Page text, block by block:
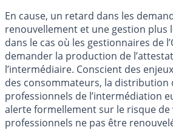
En cause, un retard dans les
renouvellement et une gestion plus
dans le cas où les gestionnaires de
demander la production de
l’intermédiaire. Conscient des
des consommateurs, la distribution
professionnels de l’intermédiation
alerte formellement sur le risque
professionnels ne pas être